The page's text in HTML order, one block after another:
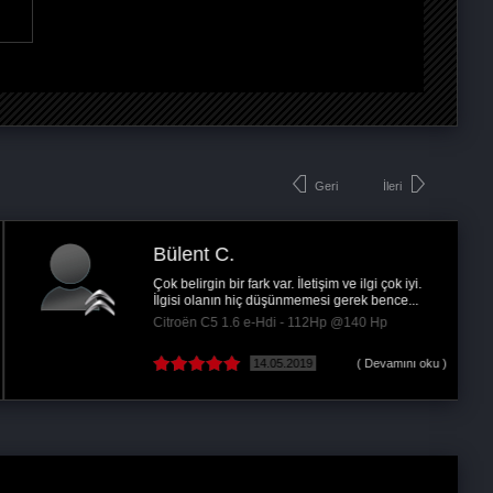
Geri
Bülent C.
Çok belirgin bir fark var. İletişim ve ilgi çok iyi.
İlgisi olanın hiç düşünmemesi gerek bence...
Citroën C5 1.6 e-Hdi - 112Hp @140 Hp
14.05.2019 ( Devamını oku )
İleri